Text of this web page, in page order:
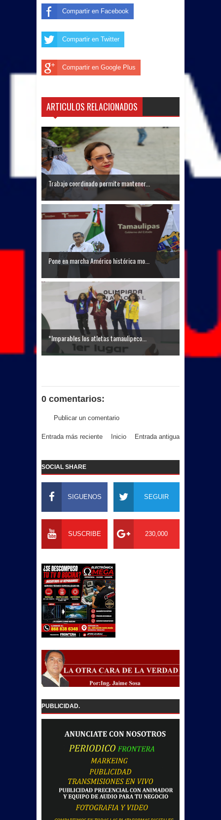
Compartir en Facebook
Compartir en Twitter
Compartir en Google Plus
ARTICULOS RELACIONADOS
Trabajo coordinado permite mantener...
Pone en marcha Américo histórica mo...
*Imparables los atletas tamaulipeco...
0 comentarios:
Publicar un comentario
Entrada más reciente Entrada antigua
Inicio
SOCIAL SHARE
SIGUENOS SEGUIR
SUSCRIBE 230,000
PUBLICIDAD.